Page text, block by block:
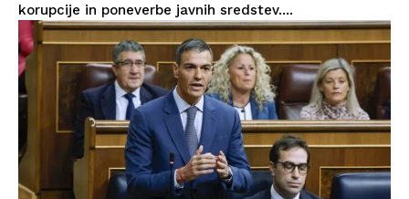
korupcije in poneverbe javnih sredstev....